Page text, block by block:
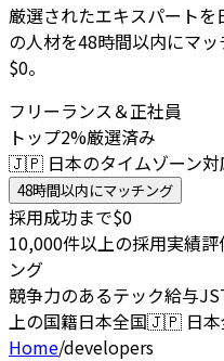
厳選されたエキスパート
の人材を48時間以内にマ
$0。
フリーランス＆正社員
トップ2%厳選済み
🇯🇵 日本のタイムゾーン対
48時間以内にマッチング
採用成功まで$0
10,000件以上の採用実績
ング
競争力のあるテック給与
上の国籍日本全国🇯🇵 日
Home/developers